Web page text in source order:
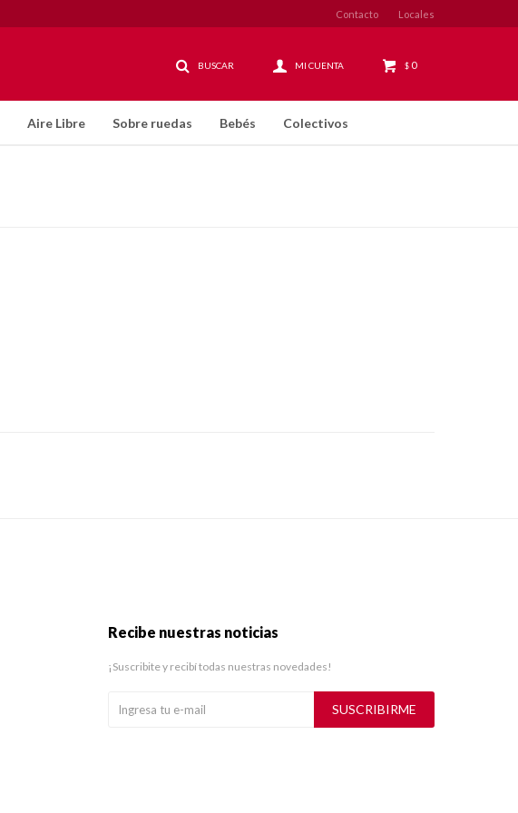
Aire Libre Sobre ruedas Bebés Colectivos
$ 0
Contacto Locales
Recibe nuestras noticias
¡Suscribite y recibí todas nuestras novedades!
SUSCRIBIRME